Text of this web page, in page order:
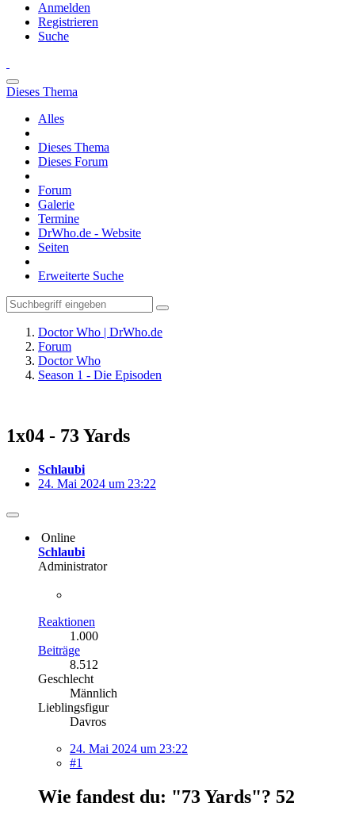
Anmelden
Registrieren
Suche
Dieses Thema
Alles
Dieses Thema
Dieses Forum
Forum
Galerie
Termine
DrWho.de - Website
Seiten
Erweiterte Suche
Doctor Who | DrWho.de
Forum
Doctor Who
Season 1 - Die Episoden
1x04 - 73 Yards
Schlaubi
24. Mai 2024 um 23:22
Online
Schlaubi
Administrator
Reaktionen
1.000
Beiträge
8.512
Geschlecht
Männlich
Lieblingsfigur
Davros
24. Mai 2024 um 23:22
#1
Wie fandest du: "73 Yards"? 52